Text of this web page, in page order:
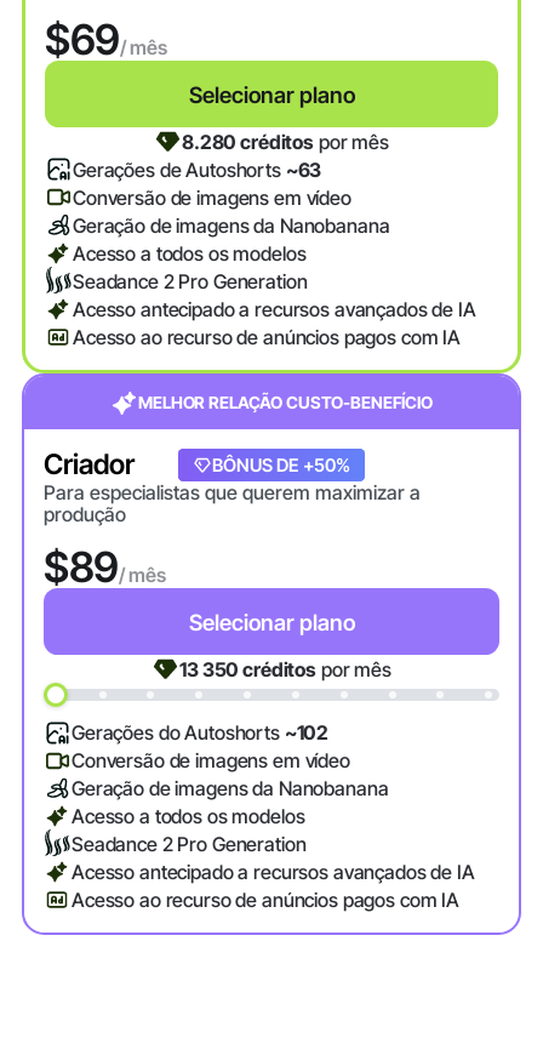
$69/ mês
Selecionar plano
8.280 créditos por mês
Gerações de Autoshorts ~63
Conversão de imagens em vídeo
Geração de imagens da Nanobanana
Acesso a todos os modelos
Seadance 2 Pro Generation
Acesso antecipado a recursos avançados de IA
Acesso ao recurso de anúncios pagos com IA
MELHOR RELAÇÃO CUSTO-BENEFÍCIO
Criador
Para especialistas que querem maximizar a
produção
$89/ mês
Selecionar plano
+20% DE BÔNUS
BÔNUS DE +50%
13 350 créditos por mês
Gerações do Autoshorts ~102
Conversão de imagens em vídeo
Geração de imagens da Nanobanana
Acesso a todos os modelos
Seadance 2 Pro Generation
Acesso antecipado a recursos avançados de IA
Acesso ao recurso de anúncios pagos com IA